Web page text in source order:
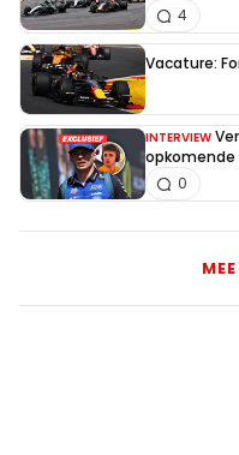
4
Vacature:
INTERVIEW
opkomende
0